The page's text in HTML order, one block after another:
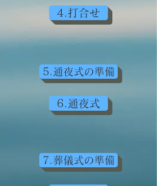
4.打合せ
5.通夜式の準備
6.通夜式
7.葬儀式の準備